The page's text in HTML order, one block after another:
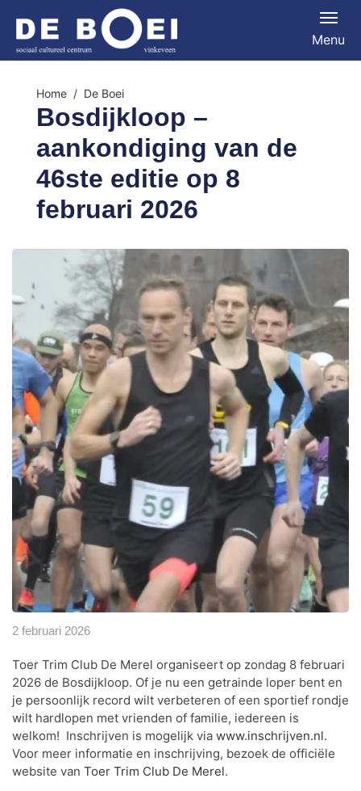
Menu
Home De Boei
Bosdijkloop –
aankondiging van de
46ste editie op 8
februari 2026
2 februari 2026
Toer Trim Club De Merel organiseert op zondag 8 februari
2026 de Bosdijkloop. Of je nu een getrainde loper bent en
je persoonlijk record wilt verbeteren of een sportief rondje
wilt hardlopen met vrienden of familie, iedereen is
welkom! Inschrijven is mogelijk via www.inschrijven.nl.
Voor meer informatie en inschrijving, bezoek de officiële
website van Toer Trim Club De Merel.